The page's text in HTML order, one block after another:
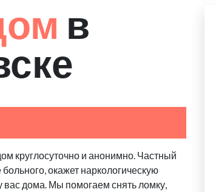
в
круглосуточно и анонимно. Частный
окажет наркологическую
дома. Мы помогаем снять ломку,